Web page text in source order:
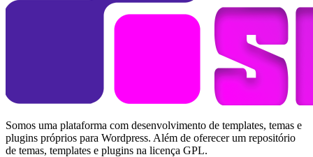
Somos uma plataforma com desenvolvimento de templates, temas e
plugins próprios para Wordpress. Além de oferecer um repositório
de temas, templates e plugins na licença GPL.